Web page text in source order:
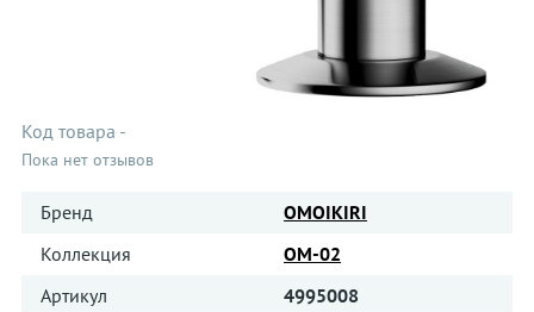
Код товара -
Пока нет отзывов
Бренд
OMOIKIRI
Коллекция
OM-02
Артикул
4995008